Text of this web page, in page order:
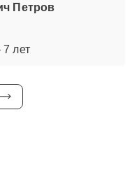
Петров
лет